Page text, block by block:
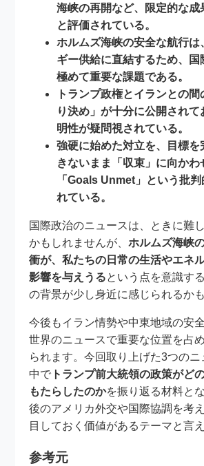
海峡の再開など、限定的な成
と評価されている。
ホルムズ海峡の安全な航行は
ギー供給に直結するため、国
極めて重要な課題である。
トランプ政権とイランとの
り決め」が十分に公開され
明性が疑問視されている。
強硬に始めた対立を、目標を
きないまま「収束」に向かわ
「Goals Unmet」という批
れている。
国際政治のニュースは、ときに難
かもしれませんが、ホルムズ海峡
衝が、私たちの日常の生活やエネ
影響を与えうるという点を意識す
の背景が少し身近に感じられるか
今後もイラン情勢や中東地域の安
世界のニュースで重要な位置を占
られます。今回取り上げた3つの
中で トランプ前大統領の政策がど
もたらしたのかを振り返る材料と
後のアメリカ外交や国際協調を考
目しておく価値があるテーマと言
参考元